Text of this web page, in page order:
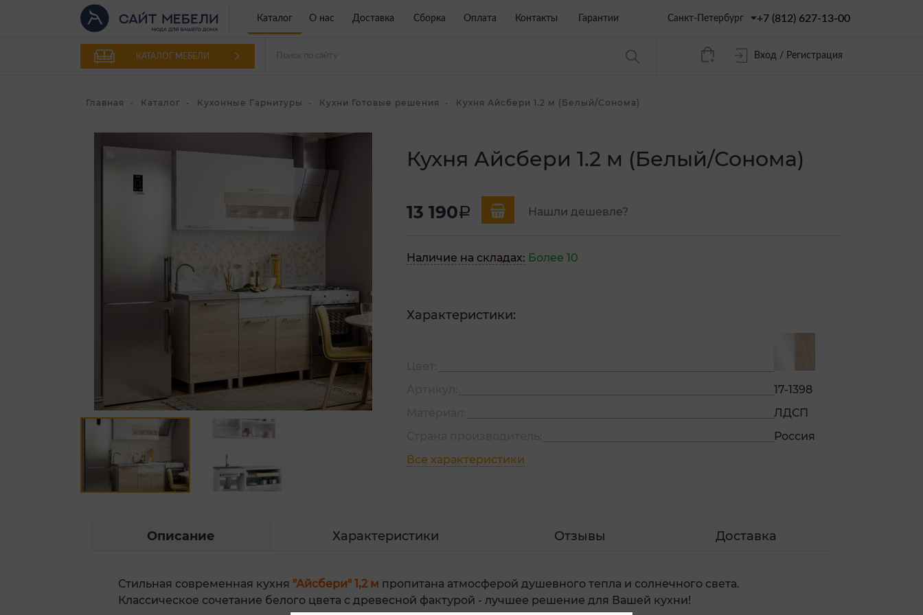
Каталог О нас Доставка Сборка Оплата Контакты Гарантии Санкт-Петербург +7 (812) 627-13-00
КАТАЛОГ МЕБЕЛИ Вход / Регистрация
Главная Каталог Кухонные Гарнитуры Кухни Готовые решения Кухня Айсбери 1.2 м (Белый/Сонома)
Кухня Айсбери 1.2 м (Белый/Сонома)
13 190a Нашли дешевле?
Наличие на складах: Более 10
Характеристики:
17-1398
ЛДСП
Россия
Все характеристики
Описание Характеристики Отзывы Доставка
Стильная современная кухня "Айсбери" 1,2 м пропитана атмосферой душевного тепла и солнечного света.
Классическое сочетание белого цвета с древесной фактурой - лучшее решение для Вашей кухни!